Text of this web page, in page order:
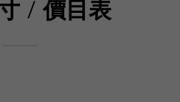
/ 價目表